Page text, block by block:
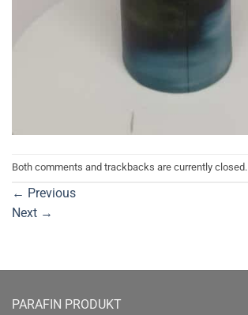
Both comments and trackbacks are currently closed.
← Previous
Next →
PARAFIN PRODUKT